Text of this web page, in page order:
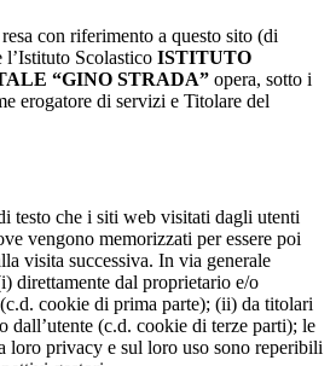
con riferimento a questo sito (di
Scolastico ISTITUTO
“GINO STRADA” opera, sotto i
erogatore di servizi e Titolare del
testo che i siti web visitati dagli utenti
vengono memorizzati per essere poi
visita successiva. In via generale
direttamente dal proprietario e/o
cookie di prima parte); (ii) da titolari
dall’utente (c.d. cookie di terze parti); le
loro privacy e sul loro uso sono reperibili